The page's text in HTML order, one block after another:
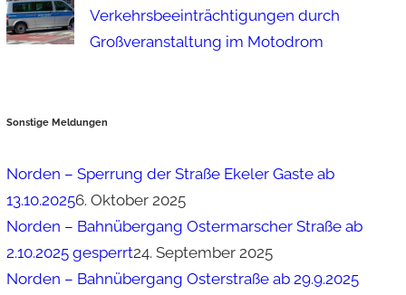
Verkehrsbeeinträchtigungen durch
Großveranstaltung im Motodrom
Sonstige Meldungen
Norden – Sperrung der Straße Ekeler Gaste ab
13.10.20256. Oktober 2025
Norden – Bahnübergang Ostermarscher Straße ab
2.10.2025 gesperrt24. September 2025
Norden – Bahnübergang Osterstraße ab 29.9.2025